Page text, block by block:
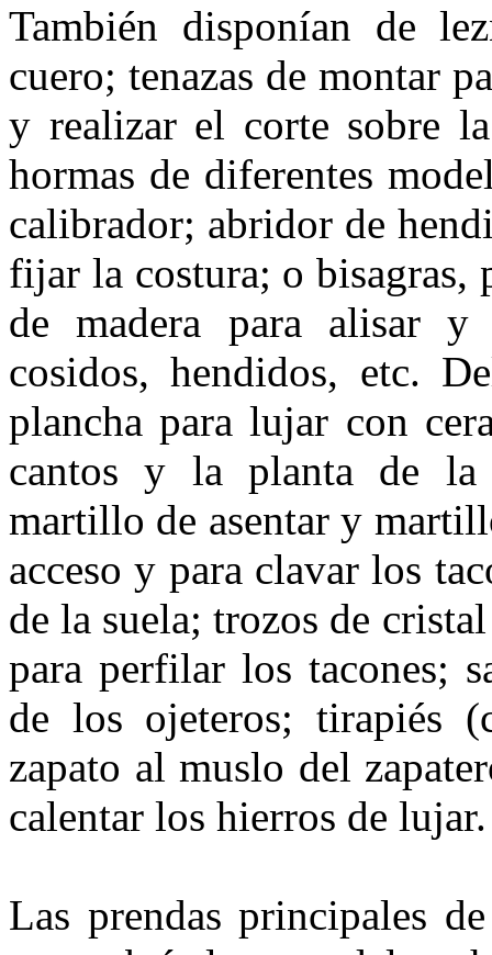
También disponían de
cuero; tenazas de montar
y realizar el corte sobre
hormas de diferen­tes
calibrador; abridor de
fijar la costura; o bisagras,
de madera para alisar y
cosidos, hendi­dos, etc.
plancha para lujar con
cantos y la planta de la
martillo de asentar y
acceso y para cla­var los
de la suela; trozos de
para perfilar los tacones;
de los ojeteros; tirapiés
zapato al mus­lo del
calentar los hierros de lujar.
Las prendas principales